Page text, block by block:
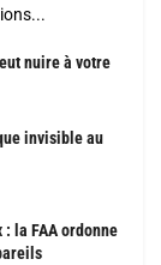
nuire à votre
invisible au
la FAA ordonne